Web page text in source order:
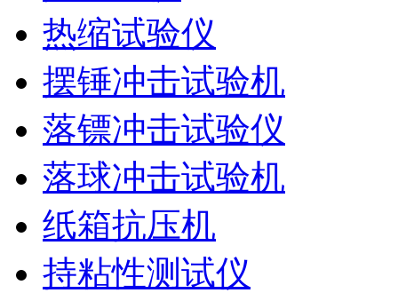
热缩试验仪
摆锤冲击试验机
落镖冲击试验仪
落球冲击试验机
纸箱抗压机
持粘性测试仪